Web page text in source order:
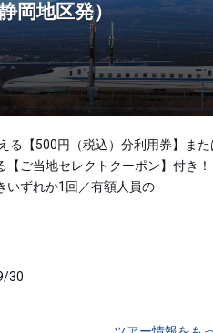
岡地区発）
る【500円（税込）分利用券】また
ご当地セレクトクーポン】付き！
いずれか1回／有額人員の
30